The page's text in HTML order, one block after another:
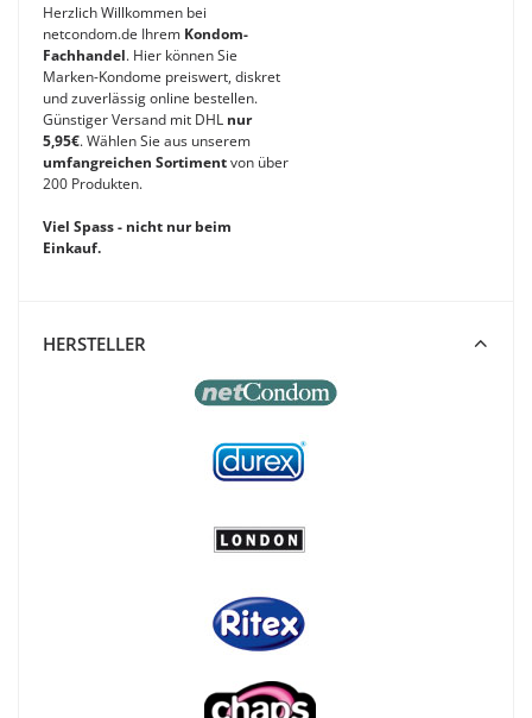
Herzlich Willkommen bei
netcondom.de Ihrem Kondom-
Fachhandel. Hier können Sie
Marken-Kondome preiswert, diskret
und zuverlässig online bestellen.
Günstiger Versand mit DHL nur
5,95€. Wählen Sie aus unserem
umfangreichen Sortimentvon über
200 Produkten.
Viel Spass - nicht nur beim
Einkauf.
HERSTELLER